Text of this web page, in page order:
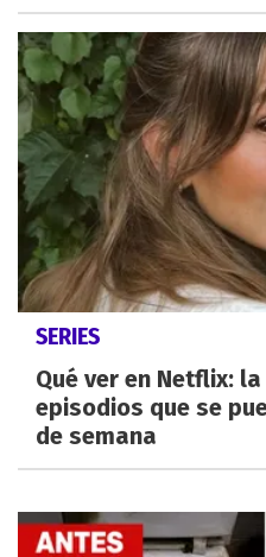
SERIES
Qué ver en Netflix:
episodios que se
de semana